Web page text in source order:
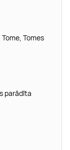
Tomes
parādīta